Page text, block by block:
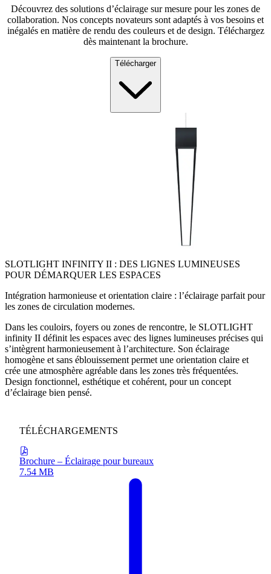
Découvrez des solutions d’éclairage sur mesure pour les zones de
collaboration. Nos concepts novateurs sont adaptés à vos besoins et
inégalés en matière de rendu des couleurs et de design. Téléchargez
dès maintenant la brochure.
Télécharger
SLOTLIGHT INFINITY II : DES LIGNES LUMINEUSES
POUR DÉMARQUER LES ESPACES
Intégration harmonieuse et orientation claire : l’éclairage parfait pour
les zones de circulation modernes.
Dans les couloirs, foyers ou zones de rencontre, le SLOTLIGHT
infinity II définit les espaces avec des lignes lumineuses précises qui
s’intègrent harmonieusement à l’architecture. Son éclairage
homogène et sans éblouissement permet une orientation claire et
crée une atmosphère agréable dans les zones très fréquentées.
Design fonctionnel, esthétique et cohérent, pour un concept
d’éclairage bien pensé.
TÉLÉCHARGEMENTS
Brochure – Éclairage pour bureaux
7.54 MB